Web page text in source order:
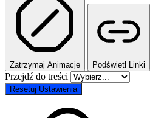
Zatrzymaj Animacje Podświetl Linki
Przejdź do treści
Resetuj Ustawienia